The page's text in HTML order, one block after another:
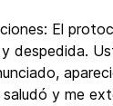
El
despedida.
y me